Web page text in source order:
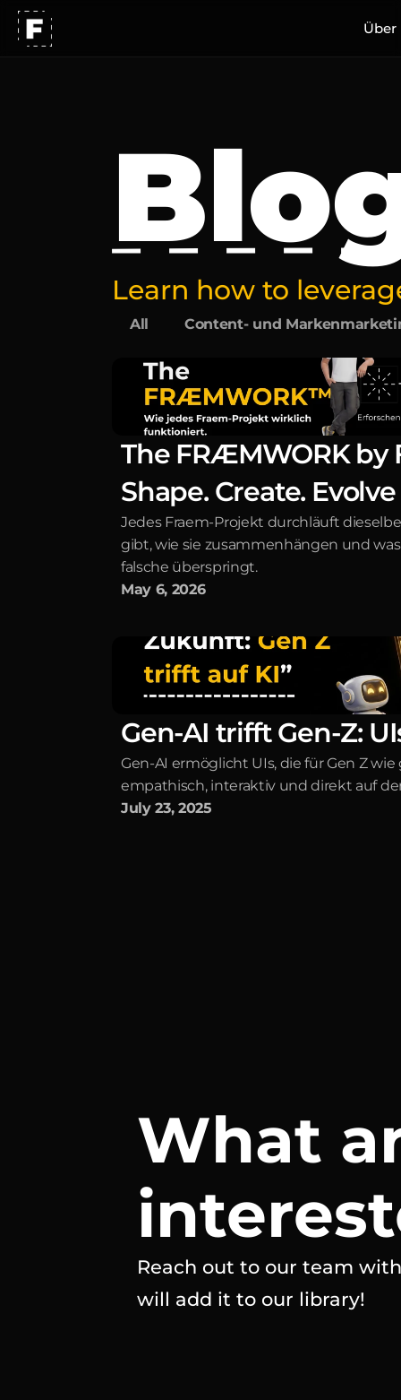
Learn how to
All Content- und
The FRÆMWORK by
Shape. Create. Evolve
Jedes Fraem-Projekt durchläuft
gibt, wie sie zusammenhängen und
falsche überspringt.
May 6, 2026
Gen-AI trifft Gen-Z:
Gen-AI ermöglicht UIs, die für Gen Z
empathisch, interaktiv und direkt auf
July 23, 2025
What
Reach out to our team
will add it to our library!
Über